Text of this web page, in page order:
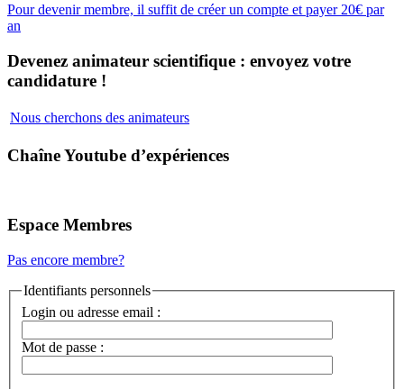
Pour devenir membre, il suffit de créer un compte et payer 20€ par
an
Devenez animateur scientifique : envoyez votre
candidature !
Nous cherchons des animateurs
Chaîne Youtube d’expériences
Espace Membres
Pas encore membre?
Identifiants personnels
Login ou adresse email :
Mot de passe :